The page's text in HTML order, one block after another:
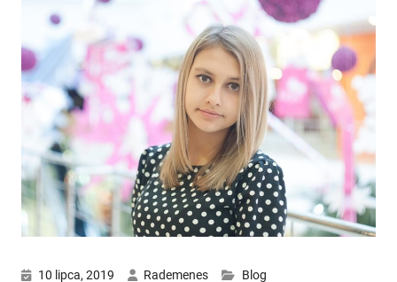
10 lipca, 2019 Rademenes Blog